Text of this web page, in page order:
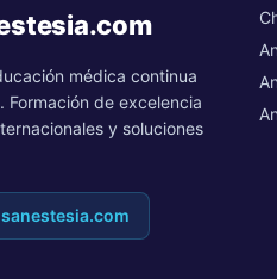
médica continua
Formación de excelencia
y soluciones